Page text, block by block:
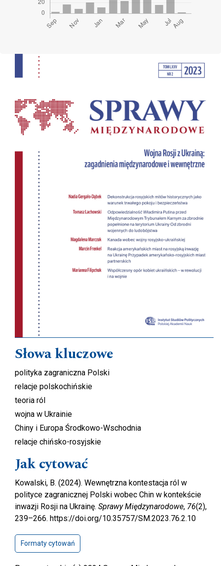
Cover image
Słowa kluczowe
polityka zagraniczna Polski
relacje polskochińskie
teoria ról
wojna w Ukrainie
Chiny i Europa Środkowo-Wschodnia
relacje chińsko-rosyjskie
Jak cytować
Kowalski, B. (2024). Wewnętrzna kontestacja ról w
polityce zagranicznej Polski wobec Chin w kontekście
inwazji Rosji na Ukrainę. Sprawy Międzynarodowe, 76(2),
239–266. https://doi.org/10.35757/SM.2023.76.2.10
Formaty cytowań